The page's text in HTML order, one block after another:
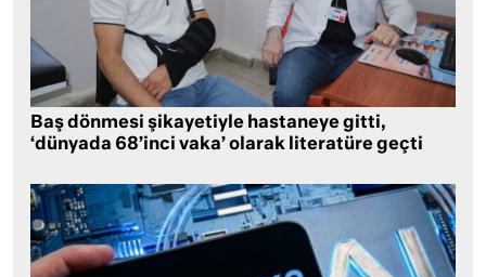
Baş dönmesi şikayetiyle hastaneye gitti,
‘dünyada 68’inci vaka’ olarak literatüre geçti